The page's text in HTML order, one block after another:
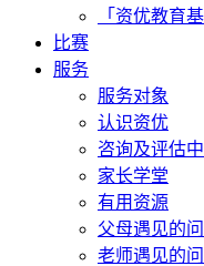
「资优教育
比赛
服务
服务对象
认识资优
咨询及评估
家长学堂
有用资源
父母遇见的
老师遇见的